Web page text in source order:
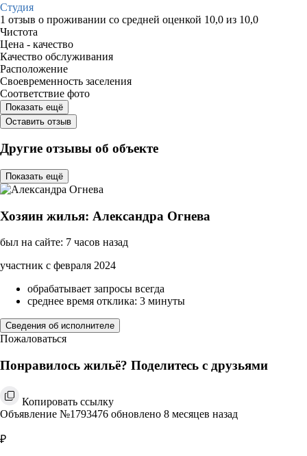
Студия
1 отзыв о проживании со средней оценкой 10,0 из 10,0
Чистота
Цена - качество
Качество обслуживания
Расположение
Своевременность заселения
Соответствие фото
Показать ещё
Оставить отзыв
Другие отзывы об объекте
Показать ещё
Хозяин жилья: Александра Огнева
был на сайте: 7 часов назад
участник с февраля 2024
обрабатывает запросы всегда
среднее время отклика: 3 минуты
Сведения об исполнителе
Пожаловаться
Понравилось жильё? Поделитесь с друзьями
Копировать ссылку
Объявление №1793476 обновлено 8 месяцев назад
₽